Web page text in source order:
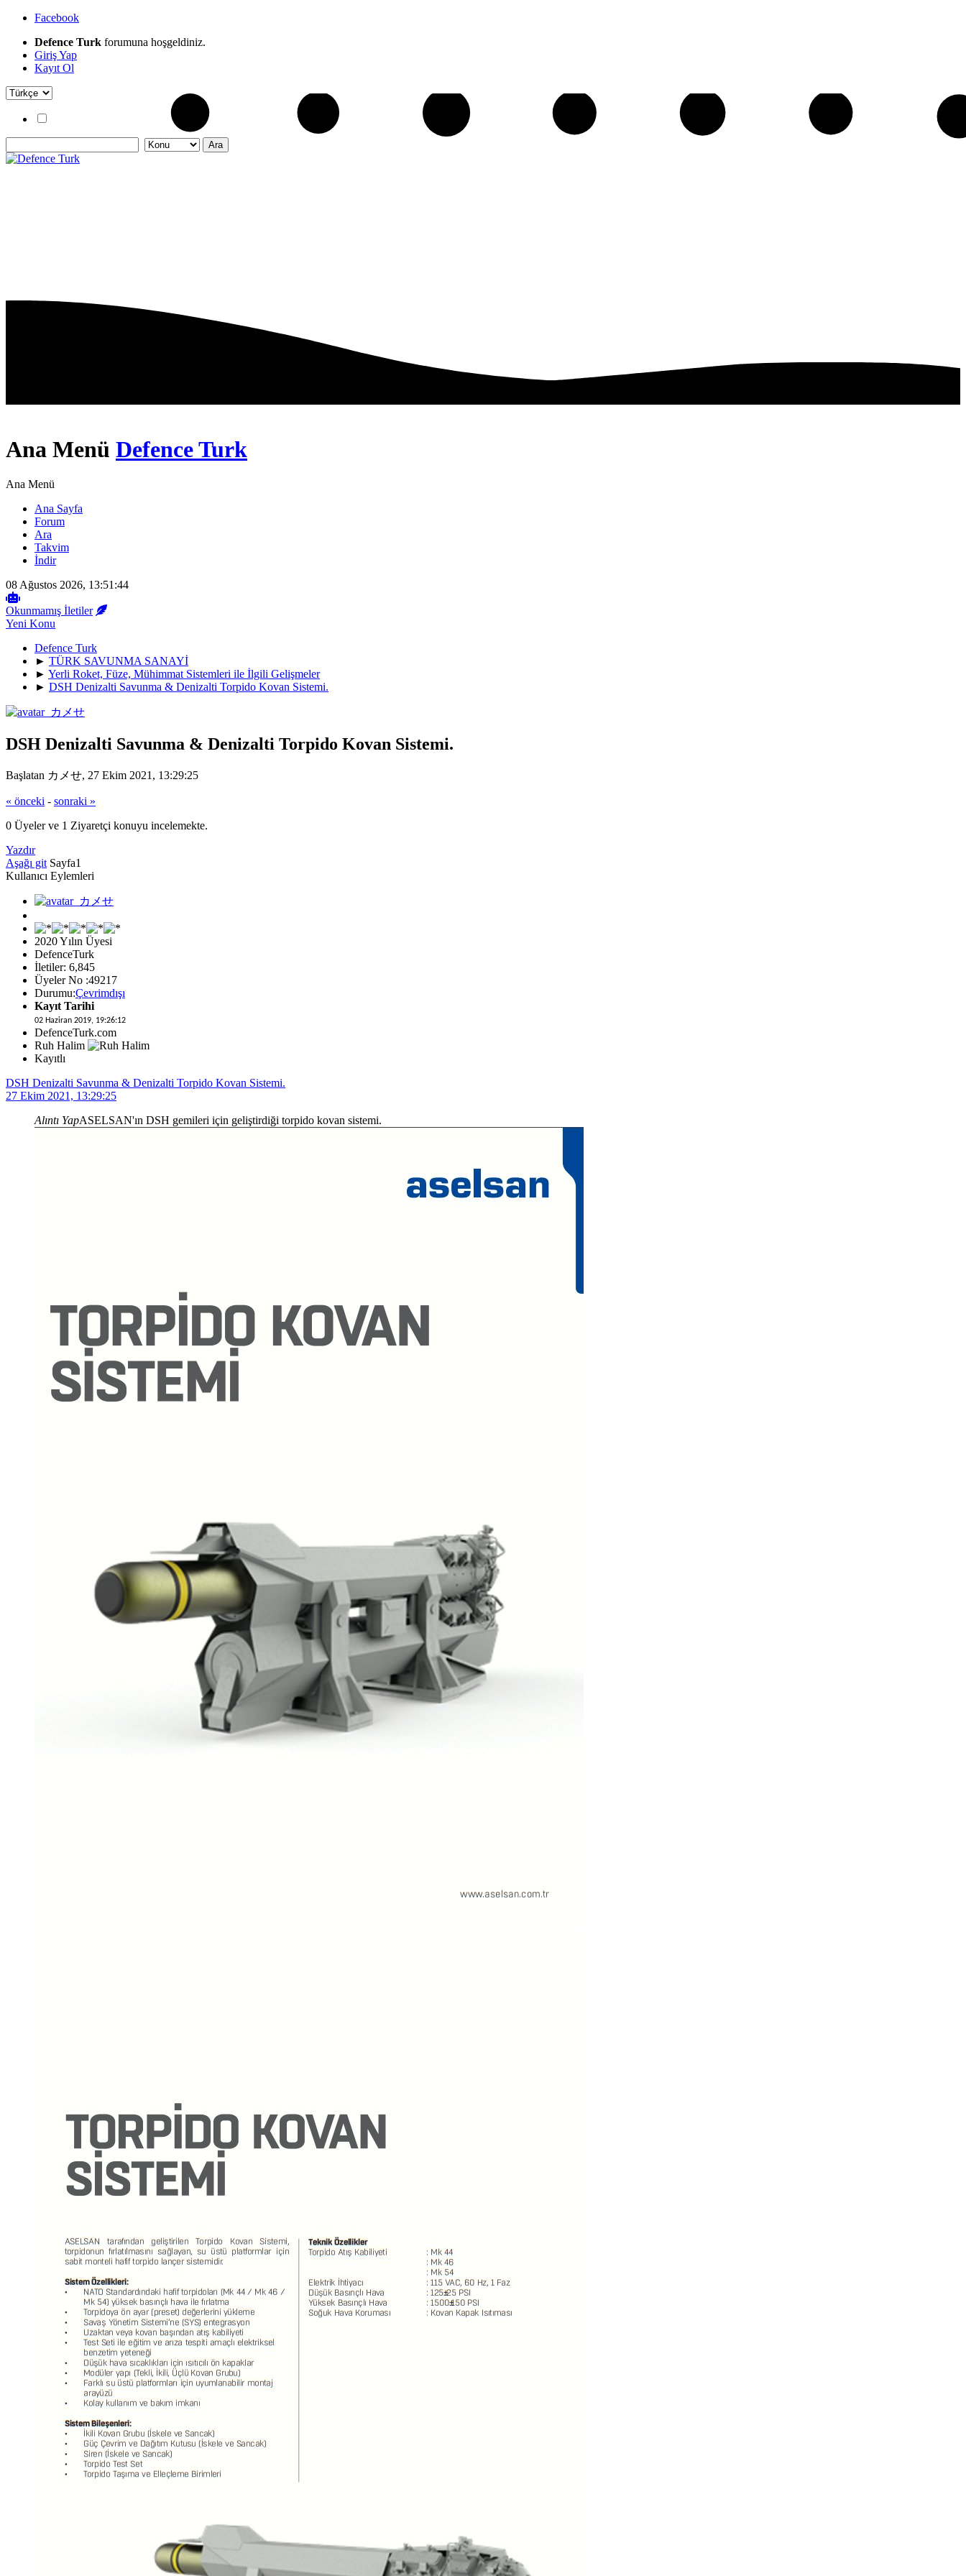
Facebook
Defence Turk forumuna hoşgeldiniz.
Giriş Yap
Kayıt Ol
Ana Menü Defence Turk
Ana Menü
Ana Sayfa
Forum
Ara
Takvim
İndir
08 Ağustos 2026, 13:51:44
Okunmamış İletiler
Yeni Konu
Defence Turk
► TÜRK SAVUNMA SANAYİ
► Yerli Roket, Füze, Mühimmat Sistemleri ile İlgili Gelişmeler
► DSH Denizalti Savunma & Denizalti Torpido Kovan Sistemi.
DSH Denizalti Savunma & Denizalti Torpido Kovan Sistemi.
Başlatan カメせ, 27 Ekim 2021, 13:29:25
« önceki - sonraki »
0 Üyeler ve 1 Ziyaretçi konuyu incelemekte.
Yazdır
Aşağı git Sayfa1
Kullanıcı Eylemleri
2020 Yılın Üyesi
DefenceTurk
İletiler: 6,845
Üyeler No :49217
Durumu:Çevrimdışı
Kayıt Tarihi
02 Haziran 2019, 19:26:12
DefenceTurk.com
Ruh Halim
Kayıtlı
DSH Denizalti Savunma & Denizalti Torpido Kovan Sistemi.
27 Ekim 2021, 13:29:25
Alıntı YapASELSAN'ın DSH gemileri için geliştirdiği torpido kovan sistemi.